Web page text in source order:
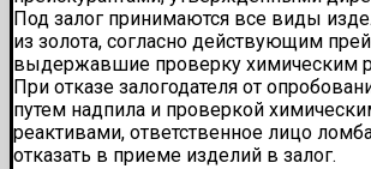
Под залог принимаются все виды
из золота, согласно действующим
выдержавшие проверку химическим
При отказе залогодателя от
путем надпила и проверкой
реактивами, ответственное лицо
отказать в приеме изделий в залог.